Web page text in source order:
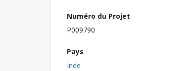
Numéro du Projet
P009790
Pays
Inde